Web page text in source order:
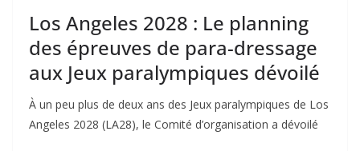
Los Angeles 2028 : Le planning
des épreuves de para-dressage
aux Jeux paralympiques dévoilé
À un peu plus de deux ans des Jeux paralympiques de Los
Angeles 2028 (LA28), le Comité d’organisation a dévoilé